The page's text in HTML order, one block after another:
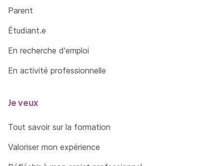
Parent
Étudiant.e
En recherche d'emploi
En activité professionnelle
Je veux
Tout savoir sur la formation
Valoriser mon expérience